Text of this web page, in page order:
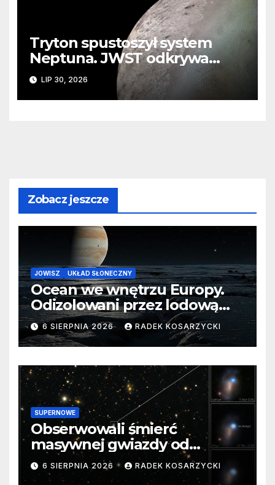
Tryton spustoszył system
Neptuna. JWST odkrywa
ślady kosmicznej katastrofy i
zaginionego lodu
LIP 30, 2026
Zobacz jeszcze
JOWISZ UKŁAD SŁONECZNY
Ocean we wnętrzu Europy.
Odizolowani przez lodową
barierę
6 SIERPNIA 2026 RADEK KOSARZYCKI
SUPERNOWE
Obserwowali śmierć
masywnej gwiazdy od
samego początku. Niezwykle
cenne dane
6 SIERPNIA 2026 RADEK KOSARZYCKI